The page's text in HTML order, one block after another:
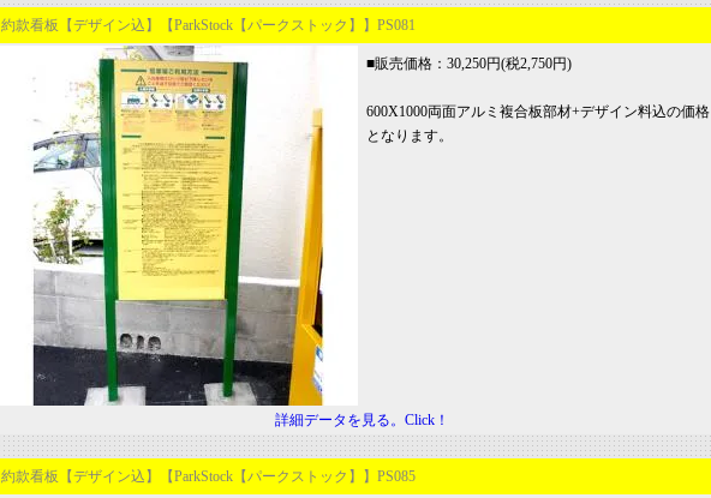
約款看板【デザイン込】【ParkStock【パークストック】】PS081
■販売価格：30,250円(税2,750円)
600X1000両面アルミ複合板部材+デザイン料込の価格
となります。
詳細データを見る。Click！
約款看板【デザイン込】【ParkStock【パークストック】】PS085